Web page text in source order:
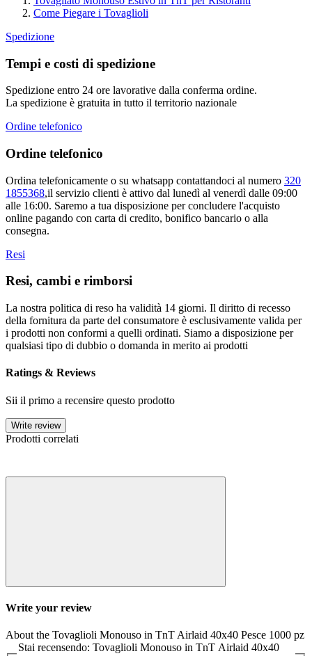
Come Piegare i Tovaglioli
Spedizione
Tempi e costi di spedizione
Spedizione entro 24 ore lavorative dalla conferma ordine.
La spedizione è gratuita in tutto il territorio nazionale
Ordine telefonico
Ordine telefonico
Ordina telefonicamente o su whatsapp contattandoci al numero 320
1855368,il servizio clienti è attivo dal lunedì al venerdì dalle 09:00
alle 16:00. Saremo a tua disposizione per concludere l'acquisto
online pagando con carta di credito, bonifico bancario o alla
consegna.
Resi
Resi, cambi e rimborsi
La nostra politica di reso ha validità 14 giorni. Il diritto di recesso
della fornitura da parte del consumatore è esclusivamente valida per
i prodotti non conformi a quelli ordinati. Siamo a disposizione per
qualsiasi tipo di dubbio o domanda in merito ai prodotti
Ratings & Reviews
Sii il primo a recensire questo prodotto
Write review
Prodotti correlati
Write your review
About the Tovaglioli Monouso in TnT Airlaid 40x40 Pesce 1000 pz
Stai recensendo: Tovaglioli Monouso in TnT Airlaid 40x40